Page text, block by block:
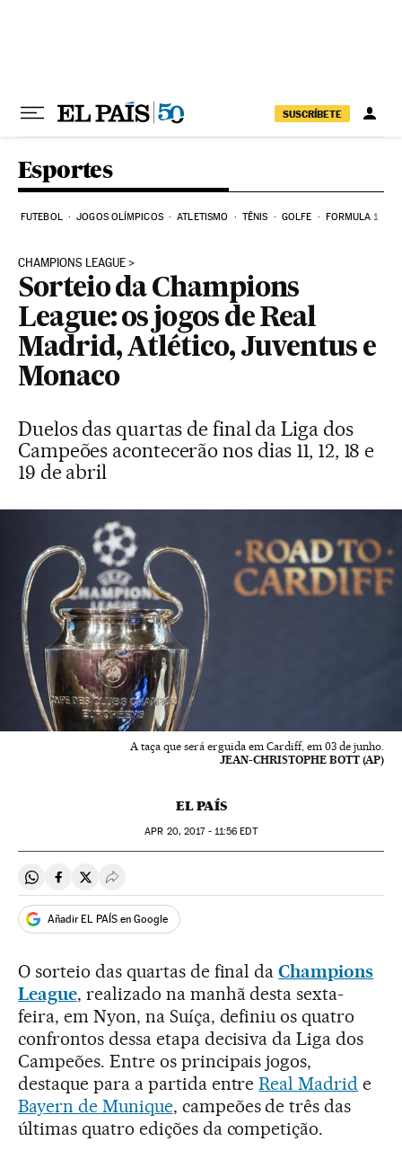
SUSCRÍBETE
Esportes
FUTEBOL JOGOS OLÍMPICOS ATLETISMO TÊNIS GOLFE FORMULA 1
CHAMPIONS LEAGUE
Sorteio da Champions
League: os jogos de Real
Madrid, Atlético, Juventus e
Monaco
Duelos das quartas de final da Liga dos
Campeões acontecerão nos dias 11, 12, 18 e
19 de abril
A taça que será erguida em Cardiff, em 03 de junho.
JEAN-CHRISTOPHE BOTT (AP)
EL PAÍS
APR 20, 2017 - 11:56 EDT
Compartir en Whatsapp
Compartir en Facebook
Compartir en Twitter
Desplegar Redes Sociales
Añadir EL PAÍS en Google
O sorteio das quartas de final daChampions
League, realizado na manhã desta sexta-
feira, em Nyon, na Suíça, definiu os quatro
confrontos dessa etapa decisiva da Liga dos
Campeões. Entre os principais jogos,
destaque para a partida entreReal Madrid e
Bayern de Munique, campeões de três das
últimas quatro edições da competição.